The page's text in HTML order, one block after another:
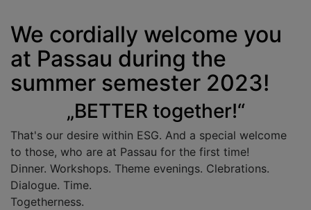
We cordially welcome you
at Passau during the
summer semester 2023!
„BETTER together!“
That's our desire within ESG. And a special welcome
to those, who are at Passau for the first time!
Dinner. Workshops. Theme evenings. Clebrations.
Dialogue. Time.
Togetherness.